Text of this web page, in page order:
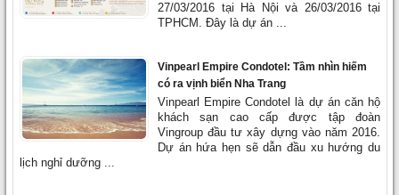
27/03/2016 tại Hà Nội và 26/03/2016 tại
TPHCM. Đây là dự án ...
Vinpearl Empire Condotel: Tầm nhìn hiếm
có ra vịnh biển Nha Trang
Vinpearl Empire Condotel là dự án căn hộ
khách sạn cao cấp được tập đoàn
Vingroup đầu tư xây dựng vào năm 2016.
Dự án hứa hẹn sẽ dẫn đầu xu hướng du
lịch nghỉ dưỡng ...